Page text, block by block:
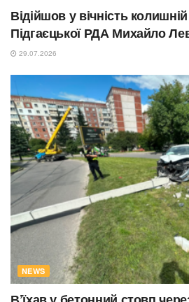
Відійшов у вічність
Підгаєцької РДА Михайло
29.07.2026
NEWS